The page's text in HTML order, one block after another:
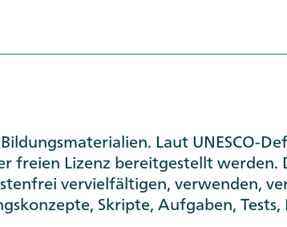
Laut UNESCO-
Lizenz bereitgestellt werden.
vervielfältigen, verwenden,
Skripte, Aufgaben,